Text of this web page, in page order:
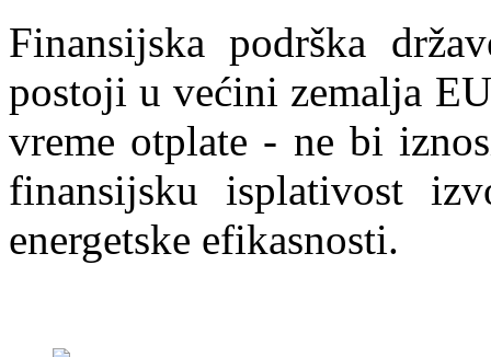
Finansijska podrška
postoji u većini zemalja
vreme otplate - ne bi
finansijsku isplativost
energetske efikasnosti.